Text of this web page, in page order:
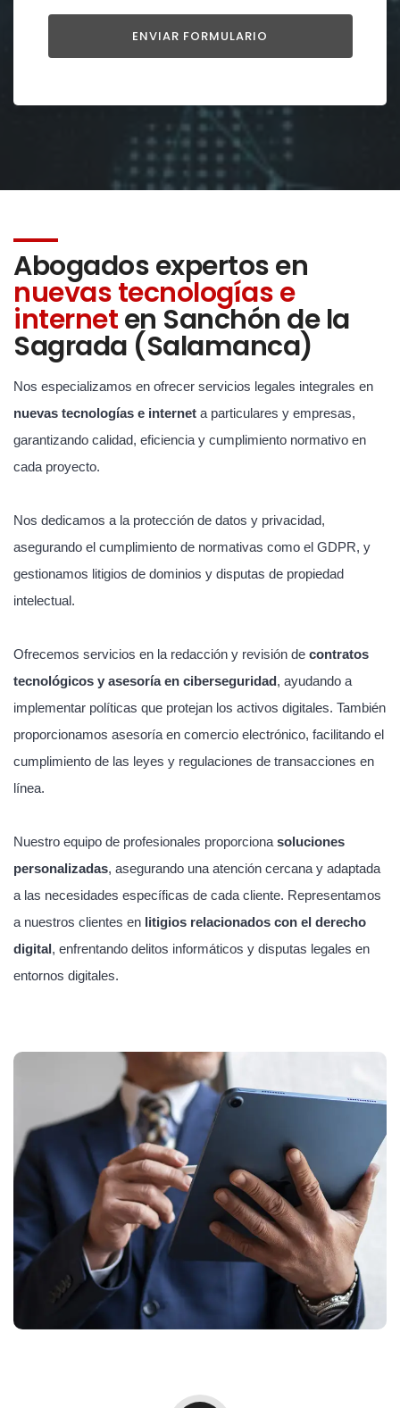
Abogados expertos en
nuevas tecnologías e
interneten Sanchón de la
Sagrada (Salamanca)
Nos especializamos en ofrecer servicios legales integrales en
nuevas tecnologías e internet a particulares y empresas,
garantizando calidad, eficiencia y cumplimiento normativo en
cada proyecto.
Nos dedicamos a la protección de datos y privacidad,
asegurando el cumplimiento de normativas como el GDPR, y
gestionamos litigios de dominios y disputas de propiedad
intelectual.
Ofrecemos servicios en la redacción y revisión de contratos
tecnológicos y asesoría en ciberseguridad, ayudando a
implementar políticas que protejan los activos digitales. También
proporcionamos asesoría en comercio electrónico, facilitando el
cumplimiento de las leyes y regulaciones de transacciones en
línea.
Nuestro equipo de profesionales proporciona soluciones
personalizadas, asegurando una atención cercana y adaptada
a las necesidades específicas de cada cliente. Representamos
a nuestros clientes en litigios relacionados con el derecho
digital, enfrentando delitos informáticos y disputas legales en
entornos digitales.